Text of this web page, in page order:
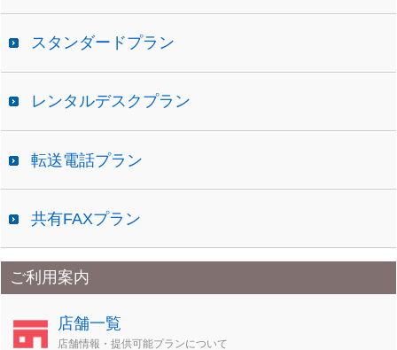
スタンダードプラン
レンタルデスクプラン
転送電話プラン
共有FAXプラン
ご利用案内
店舗一覧
店舗情報・提供可能プランについて